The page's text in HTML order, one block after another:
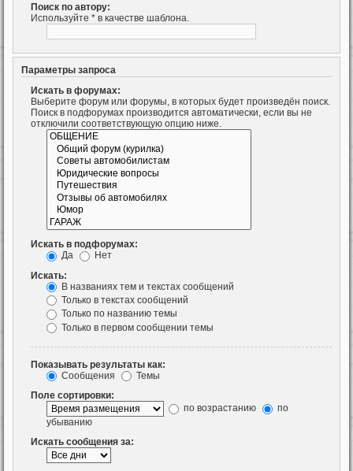
Поиск по автору:
Используйте * в качестве шаблона.
Параметры запроса
Искать в форумах:
Выберите форум или форумы, в которых будет произведён поиск.
Поиск в подфорумах производится автоматически, если вы не
отключили соответствующую опцию ниже.
Искать в подфорумах:
Да
Нет
Искать:
В названиях тем и текстах сообщений
Только в текстах сообщений
Только по названию темы
Только в первом сообщении темы
Показывать результаты как:
Сообщения
Темы
Поле сортировки:
по возрастанию
по
убыванию
Искать сообщения за: